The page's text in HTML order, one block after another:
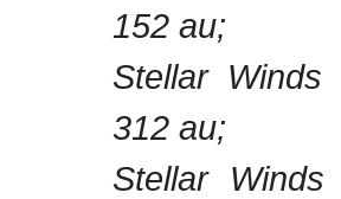
152 au;
Stellar
312 au;
Stellar